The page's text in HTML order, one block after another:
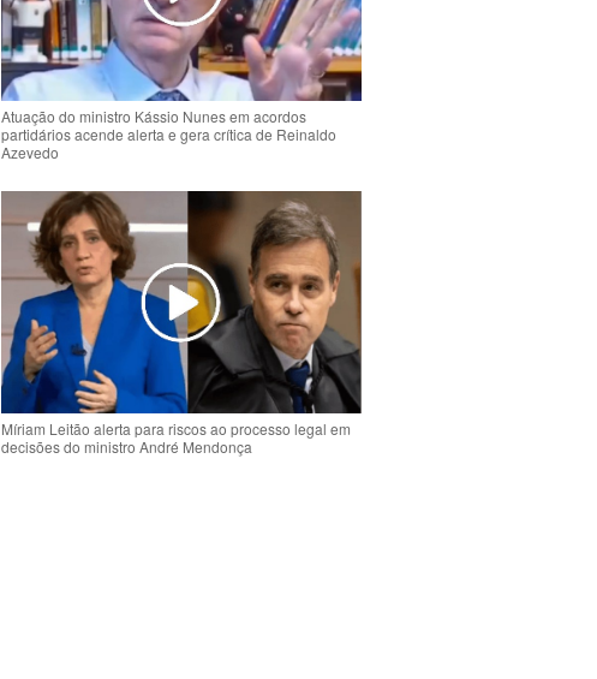
Atuação do ministro Kássio Nunes em acordos
partidários acende alerta e gera crítica de Reinaldo
Azevedo
Míriam Leitão alerta para riscos ao processo legal em
decisões do ministro André Mendonça